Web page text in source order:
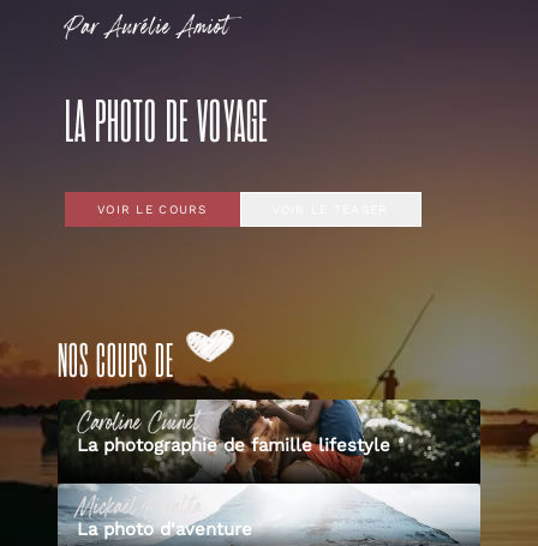
Par Aurélie Amiot
LA PHOTO DE VOYAGE
VOIR LE COURS
NOS COUPS DE
CarolineCuinet
La photographie de famille lifestyle
Mickaël
La photo d'aventure